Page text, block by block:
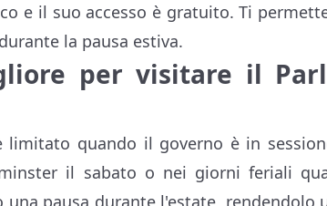
e il suo accesso è gratuito. Ti
la pausa estiva.
per visitare il
limitato quando il governo è in
il sabato o nei giorni feriali
una pausa durante l'estate, rendendolo